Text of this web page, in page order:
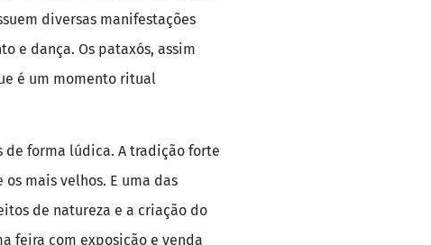
diversas manifestações
e dança. Os pataxós, assim
é um momento ritual
de forma lúdica. A tradição forte
mais velhos. E uma das
de natureza e a criação do
feira com exposição e venda